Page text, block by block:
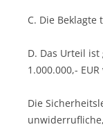
C. Die
D. Das Urteil
1.000.000,-
Die